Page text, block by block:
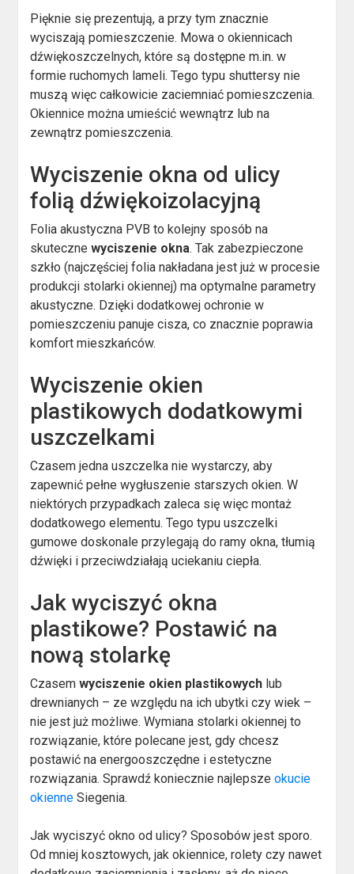
Pięknie się prezentują, a przy tym znacznie
wyciszają pomieszczenie. Mowa o okiennicach
dźwiękoszczelnych, które są dostępne m.in. w
formie ruchomych lameli. Tego typu shuttersy nie
muszą więc całkowicie zaciemniać pomieszczenia.
Okiennice można umieścić wewnątrz lub na
zewnątrz pomieszczenia.
Wyciszenie okna od ulicy
folią dźwiękoizolacyjną
Folia akustyczna PVB to kolejny sposób na
skutecznewyciszenie okna. Tak zabezpieczone
szkło (najczęściej folia nakładana jest już w procesie
produkcji stolarki okiennej) ma optymalne parametry
akustyczne. Dzięki dodatkowej ochronie w
pomieszczeniu panuje cisza, co znacznie poprawia
komfort mieszkańców.
Wyciszenie okien
plastikowych dodatkowymi
uszczelkami
Czasem jedna uszczelka nie wystarczy, aby
zapewnić pełne wygłuszenie starszych okien. W
niektórych przypadkach zaleca się więc montaż
dodatkowego elementu. Tego typu uszczelki
gumowe doskonale przylegają do ramy okna, tłumią
dźwięki i przeciwdziałają uciekaniu ciepła.
Jak wyciszyć okna
plastikowe? Postawić na
nową stolarkę
Czasemwyciszenie okien plastikowych lub
drewnianych – ze względu na ich ubytki czy wiek –
nie jest już możliwe. Wymiana stolarki okiennej to
rozwiązanie, które polecane jest, gdy chcesz
postawić na energooszczędne i estetyczne
rozwiązania. Sprawdź koniecznie najlepszeokucie
okienne Siegenia.
Jak wyciszyć okno od ulicy? Sposobów jest sporo.
Od mniej kosztowych, jak okiennice, rolety czy nawet